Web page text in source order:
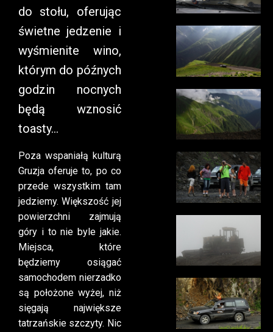
do stołu, oferując
świetne jedzenie i
wyśmienite wino,
którym do późnych
godzin nocnych
będą wznosić
toasty…
Poza wspaniałą kulturą
Gruzja oferuje to, po co
przede wszystkim tam
jedziemy. Większość jej
powierzchni zajmują
góry i to nie byle jakie.
Miejsca, które
będziemy osiągać
samochodem nierzadko
są położone wyżej, niż
sięgają największe
tatrzańskie szczyty. Nic